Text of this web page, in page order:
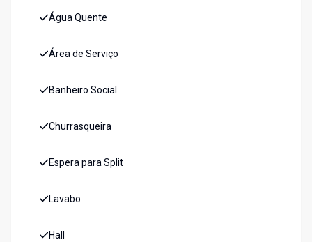
Água Quente
Área de Serviço
Banheiro Social
Churrasqueira
Espera para Split
Lavabo
Hall